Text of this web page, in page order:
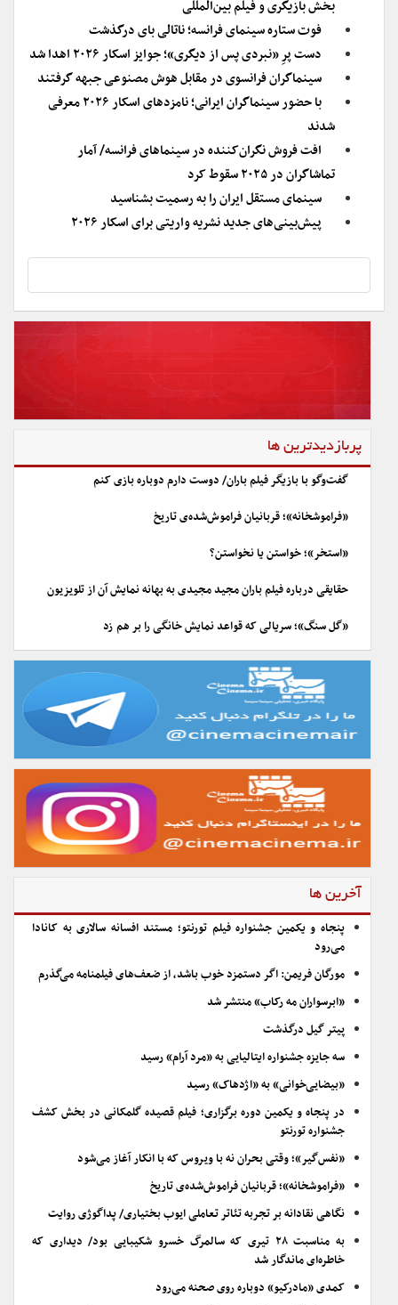
بخش بازیگری و فیلم بین‌المللی
فوت ستاره سینمای فرانسه؛ ناتالی بای درگذشت
دست پرِ «نبردی پس از دیگری»؛ جوایز اسکار ۲۰۲۶ اهدا شد
سینماگران فرانسوی در مقابل هوش مصنوعی جبهه گرفتند
با حضور سینماگران ایرانی؛ نامزدهای اسکار ۲۰۲۶ معرفی
شدند
افت فروش نگران‌کننده در سینماهای فرانسه/ آمار
تماشاگران در ۲۰۲۵ سقوط کرد
سینمای مستقل ایران را به رسمیت بشناسید
پیش‌بینی‌های جدید نشریه واریتی برای اسکار ۲۰۲۶
پربازدیدترین ها
گفت‌وگو با بازیگر فیلم باران/ دوست دارم دوباره بازی کنم
«فراموشخانه»؛ قربانیان فراموش‌شده‌ی تاریخ
«استخر»؛ خواستن یا نخواستن؟
حقایقی درباره فیلم باران مجید مجیدی به بهانه نمایش آن از تلویزیون
«گل سنگ»؛ سریالی که قواعد نمایش خانگی را بر هم زد
آخرین ها
پنجاه و یکمین جشنواره فیلم تورنتو؛ مستند افسانه سالاری به کانادا
می‌رود
مورگان فریمن: اگر دستمزد خوب باشد، از ضعف‌های فیلمنامه می‌گذرم
«ابرسواران مه رکاب» منتشر شد
پیتر گیل درگذشت
سه جایزه جشنواره ایتالیایی به «مرد آرام» رسید
«بیضایی‌خوانی» به «اژدهاک» رسید
در پنجاه و یکمین دوره برگزاری؛ فیلم قصیده گلمکانی در بخش کشف
جشنواره تورنتو
«نفس‌گیر»؛ وقتی بحران نه با ویروس که با انکار آغاز می‌شود
«فراموشخانه»؛ قربانیان فراموش‌شده‌ی تاریخ
نگاهی نقادانه بر تجربه تئاتر تعاملی ایوب بختیاری/ پداگوژی روایت
به مناسبت ۲۸ تیری که سالمرگ خسرو شکیبایی بود/ دیداری که
خاطره‌ای ماندگار شد
کمدی «مادرکیو» دوباره روی صحنه می‌رود